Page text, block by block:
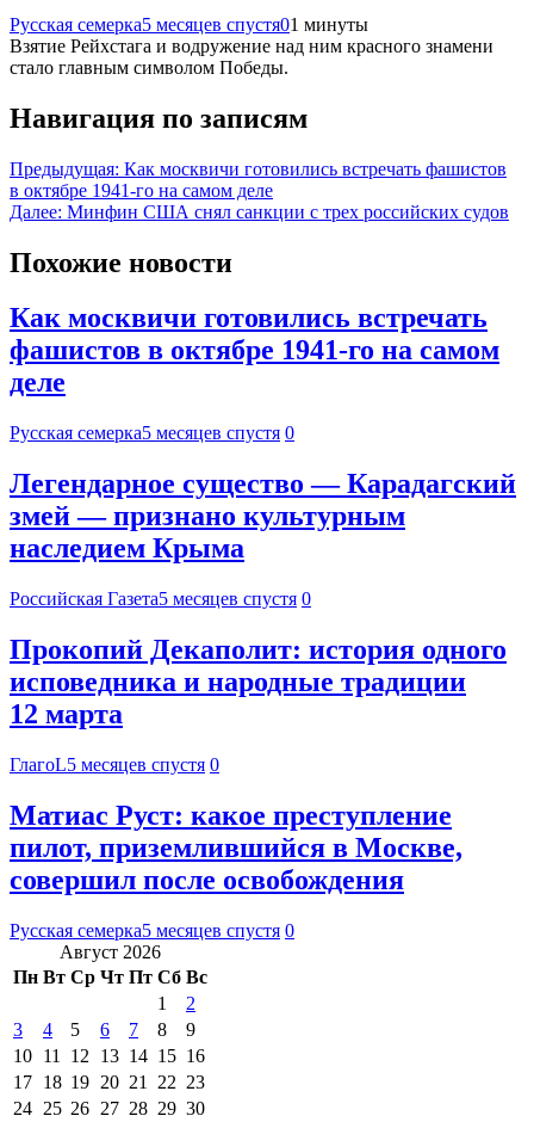
Русская семерка5 месяцев спустя01 минуты
Взятие Рейхстага и водружение над ним красного знамени
стало главным символом Победы.
Навигация по записям
Предыдущая: Как москвичи готовились встречать фашистов
в октябре 1941-го на самом деле
Далее: Минфин США снял санкции с трех российских судов
Похожие новости
Как москвичи готовились встречать
фашистов в октябре 1941-го на самом
деле
Русская семерка5 месяцев спустя 0
Легендарное существо — Карадагский
змей — признано культурным
наследием Крыма
Российская Газета5 месяцев спустя 0
Прокопий Декаполит: история одного
исповедника и народные традиции
12 марта
ГлагоL5 месяцев спустя 0
Матиас Руст: какое преступление
пилот, приземлившийся в Москве,
совершил после освобождения
Русская семерка5 месяцев спустя 0
Август 2026
Пн Вт Ср Чт Пт Сб Вс
1
2
3
4 5 6 7 8
9
10 11 12 13 14 15 16
17 18 19 20 21 22 23
24 25 26 27 28 29 30